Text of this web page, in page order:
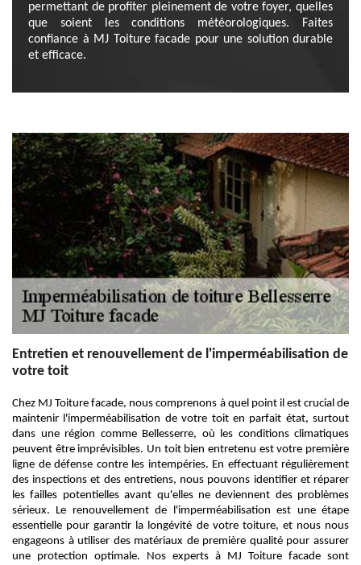
permettant de profiter pleinement de votre foyer, quelles
que soient les conditions météorologiques. Faites
confiance à MJ Toiture facade pour une solution durable
et efficace.
Entretien et renouvellement de l'imperméabilisation de
votre toit
Chez MJ Toiture facade, nous comprenons à quel point il est crucial de
maintenir l'imperméabilisation de votre toit en parfait état, surtout
dans une région comme Bellesserre, où les conditions climatiques
peuvent être imprévisibles. Un toit bien entretenu est votre première
ligne de défense contre les intempéries. En effectuant régulièrement
des inspections et des entretiens, nous pouvons identifier et réparer
les failles potentielles avant qu'elles ne deviennent des problèmes
sérieux. Le renouvellement de l'imperméabilisation est une étape
essentielle pour garantir la longévité de votre toiture, et nous nous
engageons à utiliser des matériaux de première qualité pour assurer
une protection optimale. Nos experts à MJ Toiture facade sont